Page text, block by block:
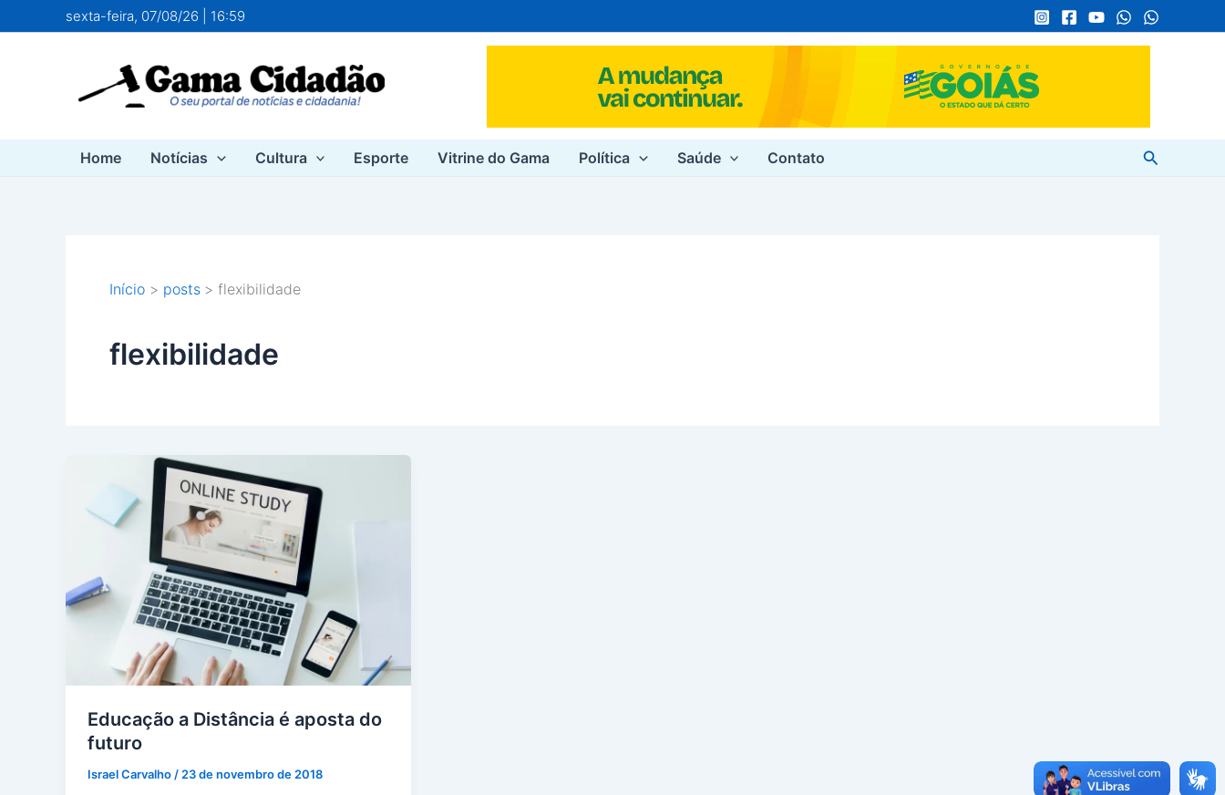
para
sexta-feira, 07/08/26 | 16:59
Home Notícias Cultura Esporte Vitrine do Gama Política Saúde Contato Pesquisar
Início posts flexibilidade
flexibilidade
Educação a Distância é aposta do
futuro
Israel Carvalho / 23 de novembro de 2018